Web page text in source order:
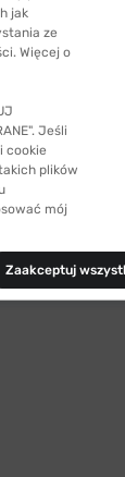
jak
ze
Więcej o
Jeśli
cookie
plików
mój
Zaakceptuj